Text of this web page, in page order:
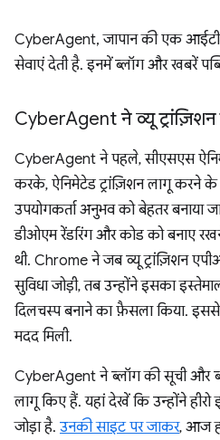
CyberAgent, जापान की एक
सेवाएं देती है. इनमें ब्लॉग और खबरें
CyberAgent ने व्यू
CyberAgent ने पहले, सीएसएस
करके, ऐनिमेटेड ट्रांज़िशन लागू करने के
उपयोगकर्ता अनुभव को बेहतर बनाया
डीओएम रेंडरिंग और कोड को बनाए
थी. Chrome ने जब व्यू ट्रांज़िशन
सुविधा जोड़ी, तब उन्होंने इसका
दिलचस्प बनाने का फ़ैसला किया. इससे
मदद मिली.
CyberAgent ने ब्लॉग की सूची और
लागू किए हैं. यहां देखें कि उन्होंने
जोड़ा है. उनकी साइट पर जाकर, आज